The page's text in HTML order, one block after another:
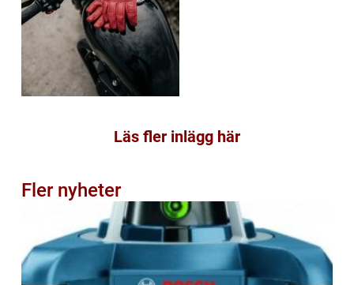
Läs fler inlägg här
Fler nyheter